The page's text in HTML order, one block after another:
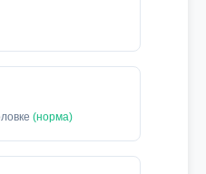
(норма)